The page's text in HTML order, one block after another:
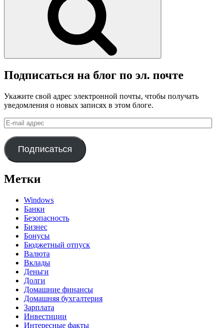
Подписаться на блог по эл. почте
Укажите свой адрес электронной почты, чтобы получать
уведомления о новых записях в этом блоге.
E-
mail
адрес
Подписаться
Метки
Windows
Банки
Безопасность
Бизнес
Бонусы
Бюджетный отпуск
Валюта
Вклады
Деньги
Долги
Домашние финансы
Домашняя бухгалтерия
Зарплата
Инвестиции
Интересные факты